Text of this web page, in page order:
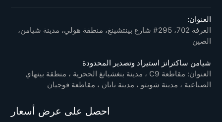
العنوان:
الغرفة 702، 295# شارع بينتشينغ، منطقة هولي، مدينة شيامن،
الصين
شيامن ساكترانز استيراد وتصدير المحدودة
العنوان: مقاطعة C9 ، مدينة بنغشيانغ الحجرية ، منطقة بينهاي
الصناعية ، مدينة شويتو ، مدينة نانان ، مقاطعة فوجيان
احصل على عرض أسعار